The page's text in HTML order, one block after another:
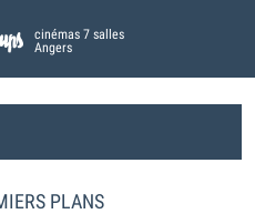
cinémas 7 salles
Angers
PLANS